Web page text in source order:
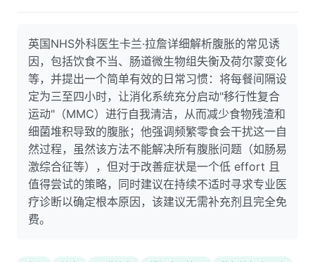
英国NHS外科医生卡兰·拉詹详细解析腹胀的常见诱
因，包括饮食不当、肠道微生物组失衡及荷尔蒙变化
等，并提出一个简单有效的日常习惯：将每餐间隔设
定为三至四小时，让消化系统充分启动"移行性复合
运动"（MMC）进行自我清洁，从而减少食物残渣和
细菌堆积导致的腹胀；他强调频繁零食会干扰这一自
然过程，虽然该方法不能解决所有腹胀问题（如肠易
激综合征等），但对于改善症状是一个低 effort 且
值得尝试的策略，同时建议在持续不适时寻求专业医
疗诊断以确定根本原因，该建议无需补充剂且完全免
费。